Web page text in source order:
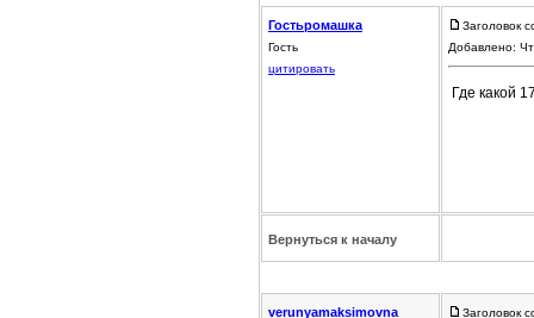
Гостьромашка
Гость
цитировать
Заголовок
Добавлено:
Где какой
Вернуться к началу
verunyamaksimovna Заголовок